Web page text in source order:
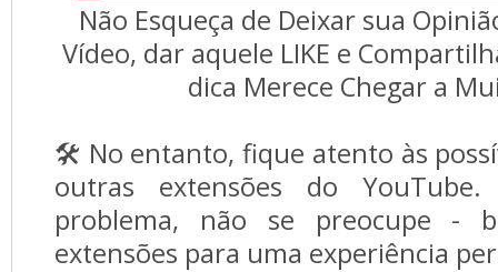
Não Esqueça de Deixar sua
Vídeo, dar aquele LIKE e
dica Merece Chegar a
🛠️ No entanto, fique atento às
outras extensões do
problema, não se preocupe -
extensões para uma experiência